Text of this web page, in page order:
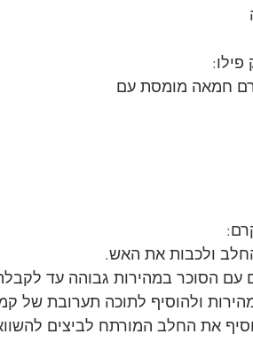
ולכבות את האש.
עם הסוכר במהירות גבוהה עד
ולהוסיף לתוכה תערובת של
את החלב המורתח לביצים